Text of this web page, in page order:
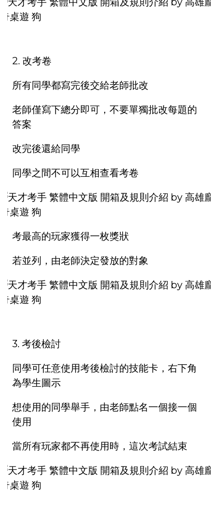
2. 改考卷
所有同學都寫完後交給老師批改
老師僅寫下總分即可，不要單獨批改每題的
答案
改完後還給同學
同學之間不可以互相查看考卷
考最高的玩家獲得一枚獎狀
若並列，由老師決定發放的對象
3. 考後檢討
同學可任意使用考後檢討的技能卡，右下角
為學生圖示
想使用的同學舉手，由老師點名一個接一個
使用
當所有玩家都不再使用時，這次考試結束